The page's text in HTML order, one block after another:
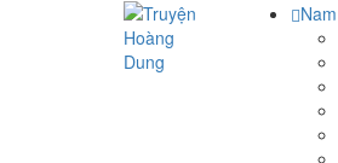
Nam